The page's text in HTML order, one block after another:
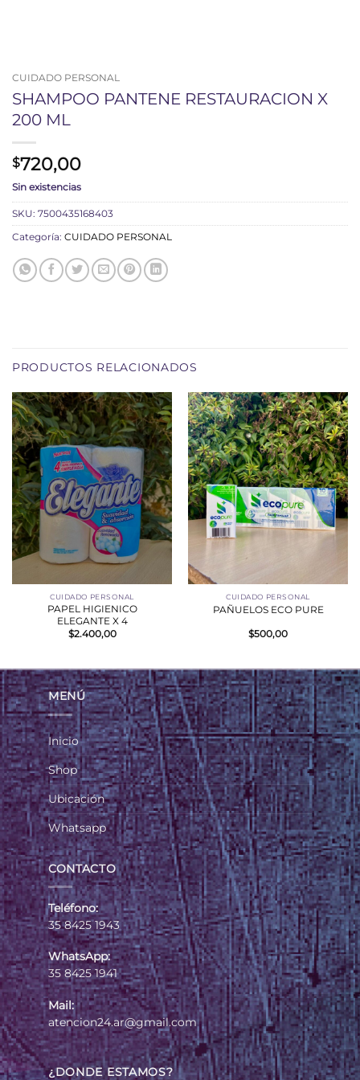
CUIDADO PERSONAL
SHAMPOO PANTENE RESTAURACION X
200 ML
$720,00
Sin existencias
SKU: 7500435168403
Categoría: CUIDADO PERSONAL
PRODUCTOS RELACIONADOS
CUIDADO PERSONAL
PAPEL HIGIENICO
ELEGANTE X 4
$2.400,00
CUIDADO PERSONAL
PAÑUELOS ECO PURE
$500,00
MENÚ
Inicio
Shop
Ubicación
Whatsapp
CONTACTO
Teléfono:
35 8425 1943
WhatsApp:
35 8425 1941
Mail:
atencion24.ar@gmail.com
¿DONDE ESTAMOS?